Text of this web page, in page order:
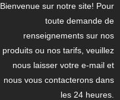
Bienvenue sur notre site! Pour
toute demande de
renseignements sur nos
produits ou nos tarifs, veuillez
nous laisser votre e-mail et
nous vous contacterons dans
les 24 heures.